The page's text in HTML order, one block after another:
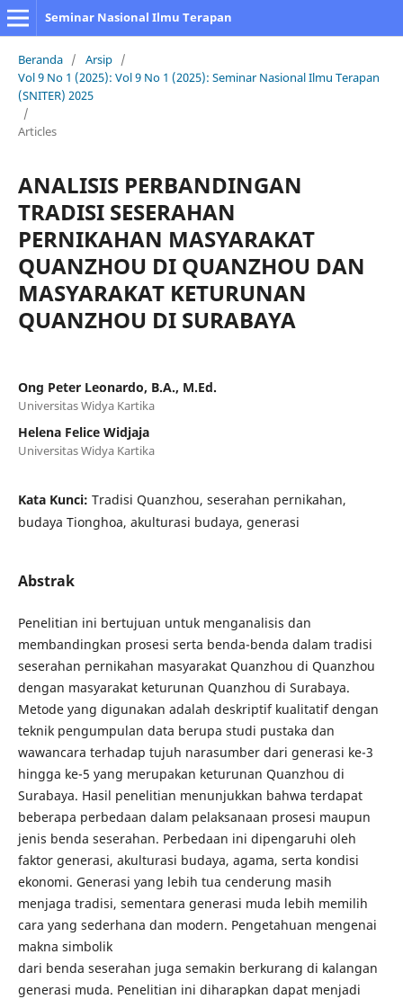
Seminar Nasional Ilmu Terapan
Beranda / Arsip /
Vol 9 No 1 (2025): Vol 9 No 1 (2025): Seminar Nasional Ilmu Terapan
(SNITER) 2025
/
Articles
ANALISIS PERBANDINGAN
TRADISI SESERAHAN
PERNIKAHAN MASYARAKAT
QUANZHOU DI QUANZHOU DAN
MASYARAKAT KETURUNAN
QUANZHOU DI SURABAYA
Ong Peter Leonardo, B.A., M.Ed.
Universitas Widya Kartika
Helena Felice Widjaja
Universitas Widya Kartika
Kata Kunci: Tradisi Quanzhou, seserahan pernikahan,
budaya Tionghoa, akulturasi budaya, generasi
Abstrak
Penelitian ini bertujuan untuk menganalisis dan
membandingkan prosesi serta benda-benda dalam tradisi
seserahan pernikahan masyarakat Quanzhou di Quanzhou
dengan masyarakat keturunan Quanzhou di Surabaya.
Metode yang digunakan adalah deskriptif kualitatif dengan
teknik pengumpulan data berupa studi pustaka dan
wawancara terhadap tujuh narasumber dari generasi ke-3
hingga ke-5 yang merupakan keturunan Quanzhou di
Surabaya. Hasil penelitian menunjukkan bahwa terdapat
beberapa perbedaan dalam pelaksanaan prosesi maupun
jenis benda seserahan. Perbedaan ini dipengaruhi oleh
faktor generasi, akulturasi budaya, agama, serta kondisi
ekonomi. Generasi yang lebih tua cenderung masih
menjaga tradisi, sementara generasi muda lebih memilih
cara yang sederhana dan modern. Pengetahuan mengenai
makna simbolik
dari benda seserahan juga semakin berkurang di kalangan
generasi muda. Penelitian ini diharapkan dapat menjadi